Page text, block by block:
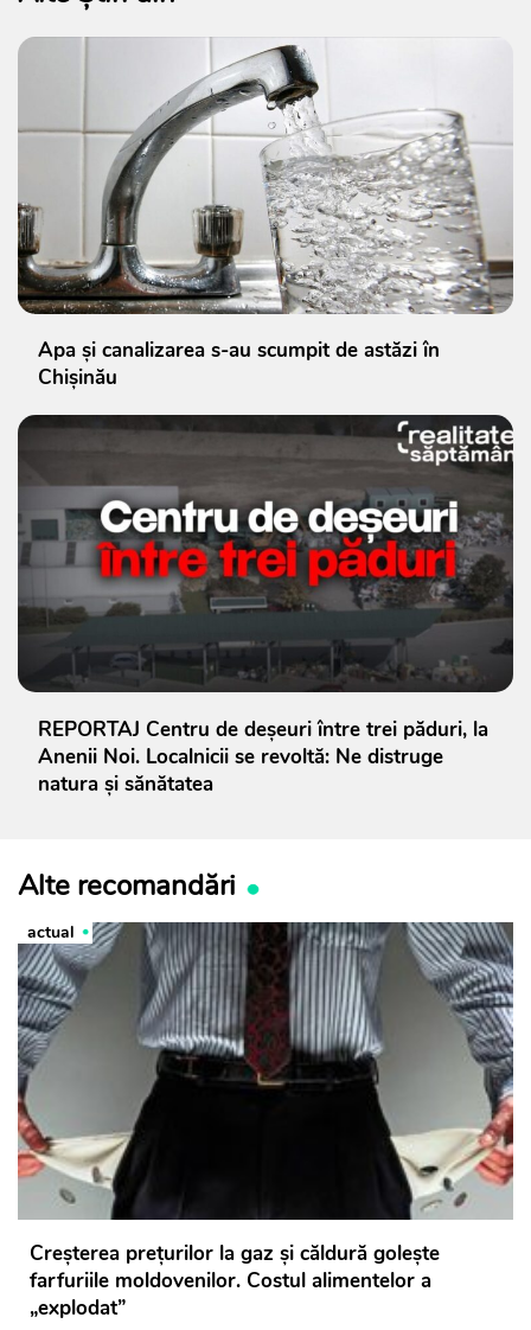
Apa și canalizarea s-au scumpit de astăzi în
Chișinău
REPORTAJ Centru de deșeuri între trei păduri, la
Anenii Noi. Localnicii se revoltă: Ne distruge
natura și sănătatea
Alte recomandări
actual
Creșterea prețurilor la gaz și căldură golește
farfuriile moldovenilor. Costul alimentelor a
„explodat”